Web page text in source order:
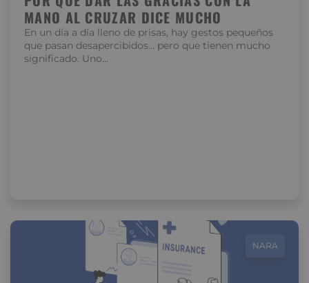
MANO AL CRUZAR DICE MUCHO
En un día a día lleno de prisas, hay gestos pequeños
que pasan desapercibidos… pero que tienen mucho
significado. Uno…
NARA